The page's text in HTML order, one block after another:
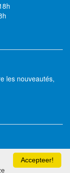
les nouveautés,
Accepteer!